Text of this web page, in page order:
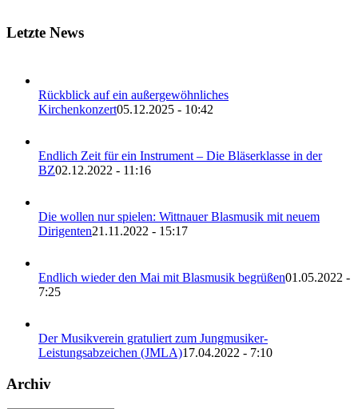
Letzte News
Rückblick auf ein außergewöhnliches
Kirchenkonzert05.12.2025 - 10:42
Endlich Zeit für ein Instrument – Die Bläserklasse in der
BZ02.12.2022 - 11:16
Die wollen nur spielen: Wittnauer Blasmusik mit neuem
Dirigenten21.11.2022 - 15:17
Endlich wieder den Mai mit Blasmusik begrüßen01.05.2022 -
7:25
Der Musikverein gratuliert zum Jungmusiker-
Leistungsabzeichen (JMLA)17.04.2022 - 7:10
Archiv